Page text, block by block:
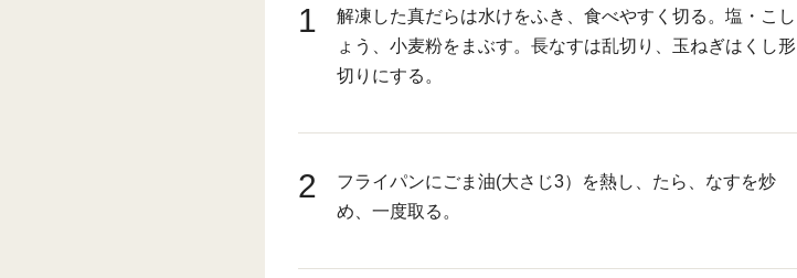
1
解凍した真だらは水けをふき、食べやすく切る。塩・こし
ょう、小麦粉をまぶす。長なすは乱切り、玉ねぎはくし形
切りにする。
2
フライパンにごま油(大さじ3）を熱し、たら、なすを炒
め、一度取る。